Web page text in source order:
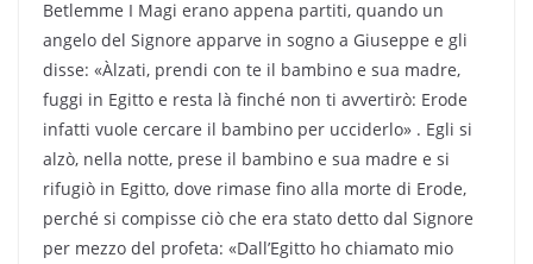
Betlemme I Magi erano appena partiti, quando un
angelo del Signore apparve in sogno a Giuseppe e gli
disse: «Àlzati, prendi con te il bambino e sua madre,
fuggi in Egitto e resta là finché non ti avvertirò: Erode
infatti vuole cercare il bambino per ucciderlo» . Egli si
alzò, nella notte, prese il bambino e sua madre e si
rifugiò in Egitto, dove rimase fino alla morte di Erode,
perché si compisse ciò che era stato detto dal Signore
per mezzo del profeta: «Dall’Egitto ho chiamato mio